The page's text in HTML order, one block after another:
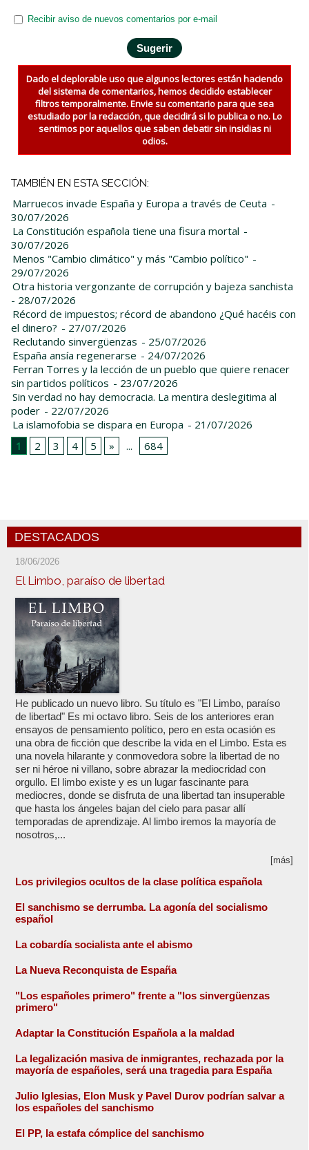
Recibir aviso de nuevos comentarios por e-mail
Dado el deplorable uso que algunos lectores están haciendo
del sistema de comentarios, hemos decidido establecer
filtros temporalmente. Envie su comentario para que sea
estudiado por la redacción, que decidirá si lo publica o no. Lo
sentimos por aquellos que saben debatir sin insidias ni
odios.
TAMBIÉN EN ESTA SECCIÓN:
Marruecos invade España y Europa a través de Ceuta -
30/07/2026
La Constitución española tiene una fisura mortal -
30/07/2026
Menos "Cambio climático" y más "Cambio político" -
29/07/2026
Otra historia vergonzante de corrupción y bajeza sanchista
- 28/07/2026
Récord de impuestos; récord de abandono ¿Qué hacéis con
el dinero? - 27/07/2026
Reclutando sinvergüenzas - 25/07/2026
España ansía regenerarse - 24/07/2026
Ferran Torres y la lección de un pueblo que quiere renacer
sin partidos políticos - 23/07/2026
Sin verdad no hay democracia. La mentira deslegitima al
poder - 22/07/2026
La islamofobia se dispara en Europa - 21/07/2026
1
2 3 4 5 » ... 684
DESTACADOS
18/06/2026
El Limbo, paraíso de libertad
He publicado un nuevo libro. Su título es "El Limbo, paraíso
de libertad" Es mi octavo libro. Seis de los anteriores eran
ensayos de pensamiento político, pero en esta ocasión es
una obra de ficción que describe la vida en el Limbo. Esta es
una novela hilarante y conmovedora sobre la libertad de no
ser ni héroe ni villano, sobre abrazar la mediocridad con
orgullo. El limbo existe y es un lugar fascinante para
mediocres, donde se disfruta de una libertad tan insuperable
que hasta los ángeles bajan del cielo para pasar allí
temporadas de aprendizaje. Al limbo iremos la mayoría de
nosotros,...
[más]
Los privilegios ocultos de la clase política española
El sanchismo se derrumba. La agonía del socialismo
español
La cobardía socialista ante el abismo
La Nueva Reconquista de España
"Los españoles primero" frente a "los sinvergüenzas
primero"
Adaptar la Constitución Española a la maldad
La legalización masiva de inmigrantes, rechazada por la
mayoría de españoles, será una tragedia para España
Julio Iglesias, Elon Musk y Pavel Durov podrían salvar a
los españoles del sanchismo
El PP, la estafa cómplice del sanchismo